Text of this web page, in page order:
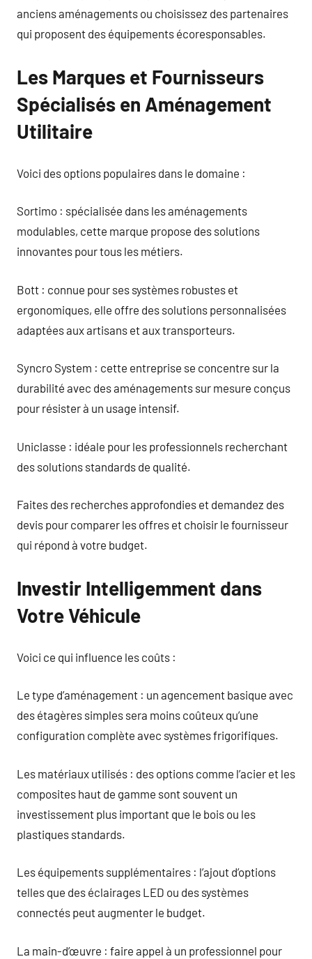
anciens aménagements ou choisissez des partenaires
qui proposent des équipements écoresponsables.
Les Marques et Fournisseurs
Spécialisés en Aménagement
Utilitaire
Voici des options populaires dans le domaine :
Sortimo : spécialisée dans les aménagements
modulables, cette marque propose des solutions
innovantes pour tous les métiers.
Bott : connue pour ses systèmes robustes et
ergonomiques, elle offre des solutions personnalisées
adaptées aux artisans et aux transporteurs.
Syncro System : cette entreprise se concentre sur la
durabilité avec des aménagements sur mesure conçus
pour résister à un usage intensif.
Uniclasse : idéale pour les professionnels recherchant
des solutions standards de qualité.
Faites des recherches approfondies et demandez des
devis pour comparer les offres et choisir le fournisseur
qui répond à votre budget.
Investir Intelligemment dans
Votre Véhicule
Voici ce qui influence les coûts :
Le type d’aménagement : un agencement basique avec
des étagères simples sera moins coûteux qu’une
configuration complète avec systèmes frigorifiques.
Les matériaux utilisés : des options comme l’acier et les
composites haut de gamme sont souvent un
investissement plus important que le bois ou les
plastiques standards.
Les équipements supplémentaires : l’ajout d’options
telles que des éclairages LED ou des systèmes
connectés peut augmenter le budget.
La main-d’œuvre : faire appel à un professionnel pour